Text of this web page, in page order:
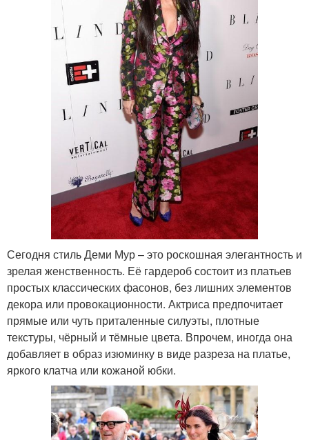
Сегодня стиль Деми Мур – это роскошная элегантность и
зрелая женственность. Её гардероб состоит из платьев
простых классических фасонов, без лишних элементов
декора или провокационности. Актриса предпочитает
прямые или чуть приталенные силуэты, плотные
текстуры, чёрный и тёмные цвета. Впрочем, иногда она
добавляет в образ изюминку в виде разреза на платье,
яркого клатча или кожаной юбки.